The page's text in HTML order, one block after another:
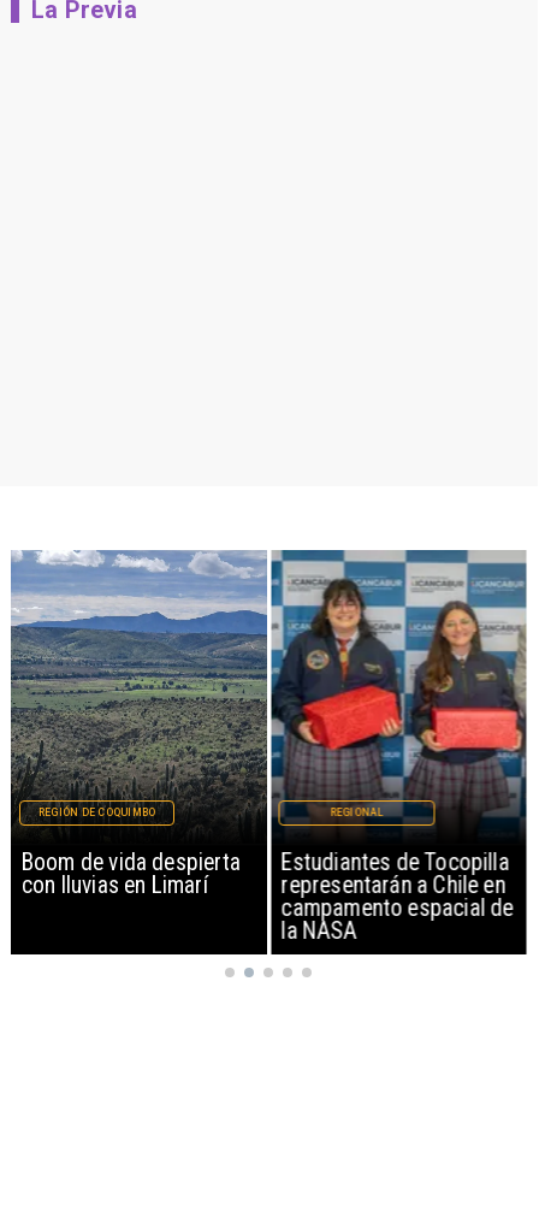
La Previa
Boom de vida despierta
con lluvias en Limarí
REGIÓN DE COQUIMBO
Estudiantes de Tocopilla
representarán a Chile en
campamento espacial de
la NASA
REGIONAL